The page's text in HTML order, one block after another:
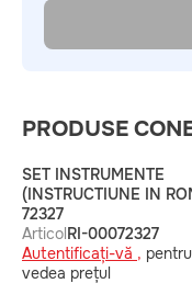
PRODUSE
SET INSTRUMENTE
(INSTRUCTIUNE IN
72327
ArticolRI-00072327
Autentificați-vă ,
vedea prețul